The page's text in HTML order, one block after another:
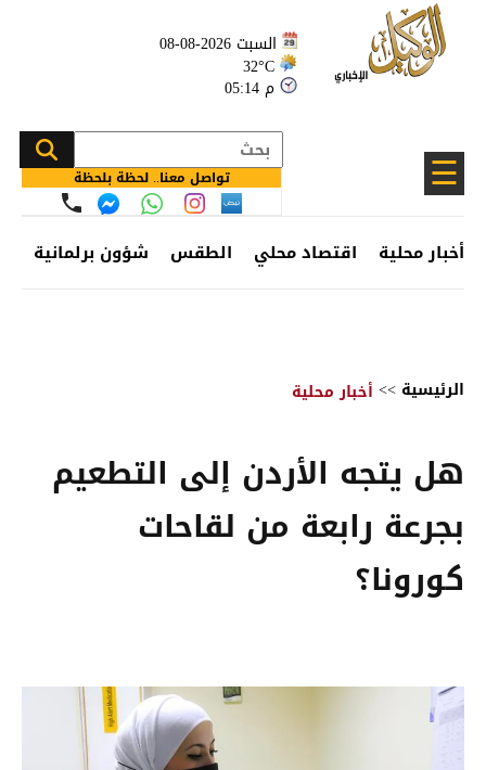
السبت 2026-08-08
32°C
05:14 م
☰ تواصل معنا.. لحظة بلحظة
أخبار محلية اقتصاد محلي الطقس شؤون برلمانية
الرئيسية >> أخبار محلية
هل يتجه الأردن إلى التطعيم
بجرعة رابعة من لقاحات
كورونا؟